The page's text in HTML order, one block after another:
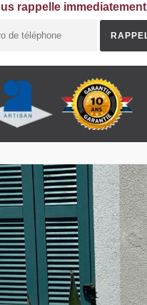
rappelle immediatement